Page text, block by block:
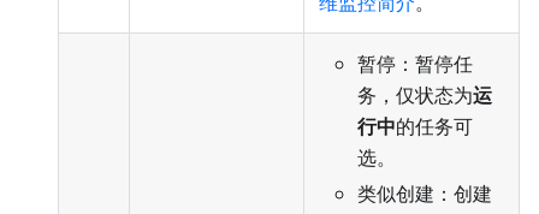
暂停：暂停任
务，仅状态为运
行中的任务可
选。
类似创建：创建